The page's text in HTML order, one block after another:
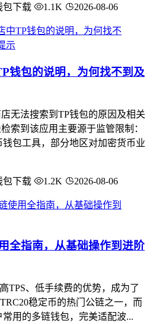
包下载 1.1K 2026-08-06
钱包的说明，为何找不到及
无法搜索到TP钱包的原因及相关
索到该应用主要源于监管限制：
包工具，部分地区对加密货币业
包下载 1.2K 2026-08-06
全指南，从基础操作到进阶
TPS、低手续费的优势，成为了
稳定币的热门公链之一，而
用的多链钱包，完美适配波...